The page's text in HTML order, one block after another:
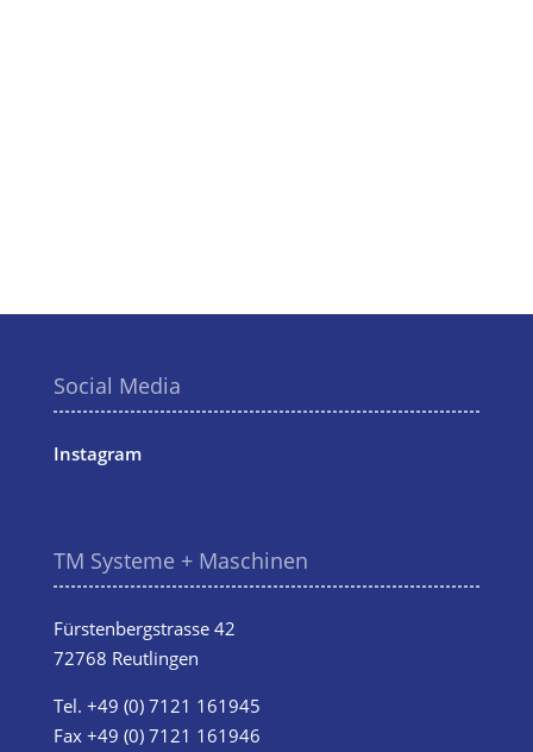
Social Media
Instagram
TM Systeme + Maschinen
Fürstenbergstrasse 42
72768 Reutlingen
Tel. +49 (0) 7121 161945
Fax +49 (0) 7121 161946